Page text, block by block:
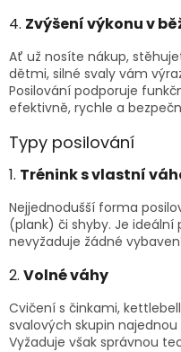
4. Zvýšení výkonu v
Ať už nosíte nákup,
dětmi, silné svaly vám
Posilování podporuje
efektivně, rychle a
Typy posilování
1. Trénink s vlastní
Nejjednodušší forma
(plank) či shyby. Je ideální
nevyžaduje žádné
2. Volné váhy
Cvičení s činkami,
svalových skupin
Vyžaduje však správnou